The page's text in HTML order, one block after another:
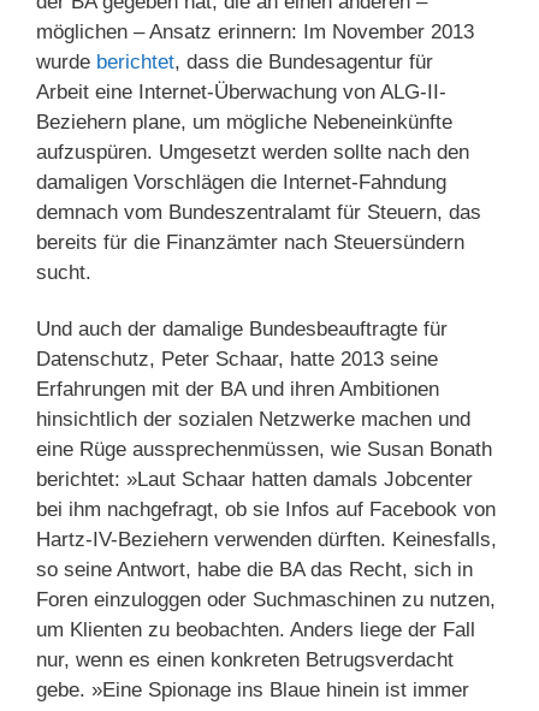
möglichen – Ansatz erinnern: Im November 2013
wurde berichtet, dass die Bundesagentur für
Arbeit eine Internet-Überwachung von ALG-II-
Beziehern plane, um mögliche Nebeneinkünfte
aufzuspüren. Umgesetzt werden sollte nach den
damaligen Vorschlägen die Internet-Fahndung
demnach vom Bundeszentralamt für Steuern, das
bereits für die Finanzämter nach Steuersündern
sucht.
Und auch der damalige Bundesbeauftragte für
Datenschutz, Peter Schaar, hatte 2013 seine
Erfahrungen mit der BA und ihren Ambitionen
hinsichtlich der sozialen Netzwerke machen und
eine Rüge aussprechenmüssen, wie Susan Bonath
berichtet: »Laut Schaar hatten damals Jobcenter
bei ihm nachgefragt, ob sie Infos auf Facebook von
Hartz-IV-Beziehern verwenden dürften. Keinesfalls,
so seine Antwort, habe die BA das Recht, sich in
Foren einzuloggen oder Suchmaschinen zu nutzen,
um Klienten zu beobachten. Anders liege der Fall
nur, wenn es einen konkreten Betrugsverdacht
gebe. »Eine Spionage ins Blaue hinein ist immer